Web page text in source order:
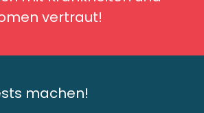
vertraut!
machen!